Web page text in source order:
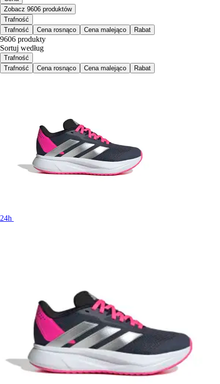
Zobacz 9606 produktów
Trafność
Trafność
Cena rosnąco Cena malejąco Rabat
9606 produkty
Sortuj według
Trafność
Trafność
Cena rosnąco Cena malejąco Rabat
24h